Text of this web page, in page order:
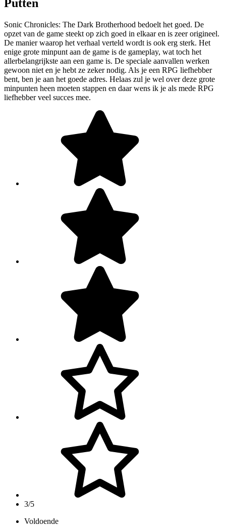
Putten
Sonic Chronicles: The Dark Brotherhood bedoelt het goed. De
opzet van de game steekt op zich goed in elkaar en is zeer origineel.
De manier waarop het verhaal verteld wordt is ook erg sterk. Het
enige grote minpunt aan de game is de gameplay, wat toch het
allerbelangrijkste aan een game is. De speciale aanvallen werken
gewoon niet en je hebt ze zeker nodig. Als je een RPG liefhebber
bent, ben je aan het goede adres. Helaas zul je wel over deze grote
minpunten heen moeten stappen en daar wens ik je als mede RPG
liefhebber veel succes mee.
3/5
Voldoende